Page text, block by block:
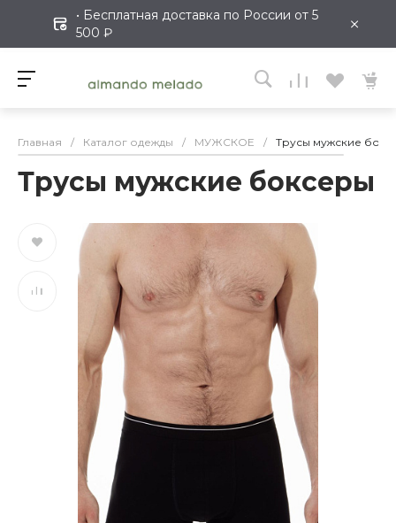
• Бесплатная доставка по России от 5
500 ₽
×
Главная / Каталог одежды / МУЖСКОЕ / Трусы мужские
Трусы мужские боксеры